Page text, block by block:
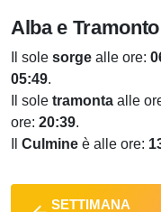
Alba e
Il sole sorge alle ore:
05:49.
Il sole tramonta alle
ore: 20:39.
Culmine è alle ore:
SETTIMANA